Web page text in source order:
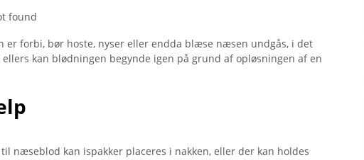
found
er forbi, bør hoste, nyser eller endda blæse næsen undgås, i det
kan blødningen begynde igen på grund af opløsningen af ​​en
næseblod kan ispakker placeres i nakken, eller der kan holdes